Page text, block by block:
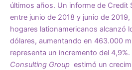
últimos años. Un informe de Credit
entre junio de 2018 y junio de 2019,
hogares lationamericanos alcanzó
dólares, aumentando en 463.000
representa un incremento del 4,9%.
Consulting Group estimó un